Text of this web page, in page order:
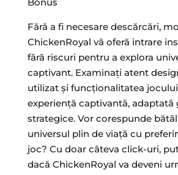
Fără a fi necesare descărcări,
ChickenRoyal vă oferă intrare
fără riscuri pentru a explora
captivant. Examinați atent
utilizat și funcționalitatea
experiență captivantă, adaptată
strategice. Vor corespunde
universul plin de viață cu
joc? Cu doar câteva click-uri,
dacă ChickenRoyal va deveni